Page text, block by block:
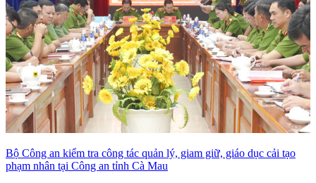
Bộ Công an kiểm tra công tác quản lý, giam giữ, giáo dục cải tạo
phạm nhân tại Công an tỉnh Cà Mau